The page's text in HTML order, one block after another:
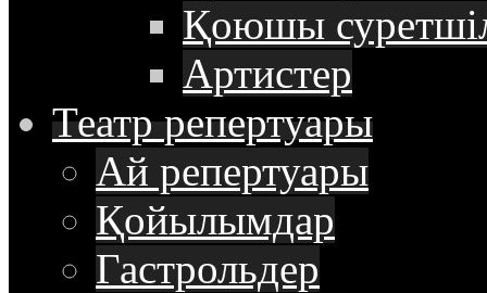
Қоюшы
Артистер
Театррепертуары
Ай репертуары
Қойылымдар
Гастрольдер